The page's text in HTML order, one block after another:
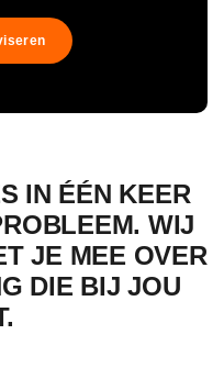
IN ÉÉN KEER
WIJ
JE MEE OVER
DIE BIJ JOU